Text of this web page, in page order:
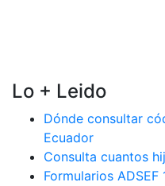
Lo + Leido
Dónde consultar
Ecuador
Consulta cuantos
Formularios